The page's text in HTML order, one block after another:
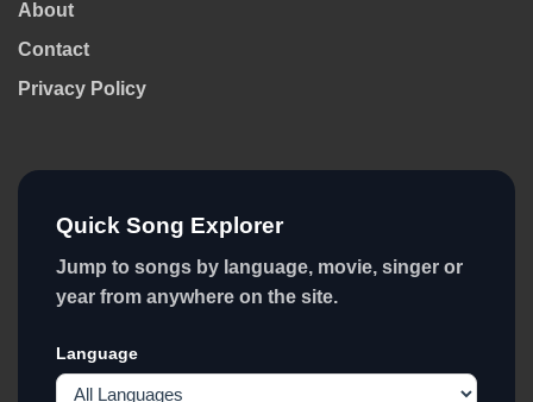
About
Contact
Privacy Policy
Quick Song Explorer
Jump to songs by language, movie, singer or
year from anywhere on the site.
Language